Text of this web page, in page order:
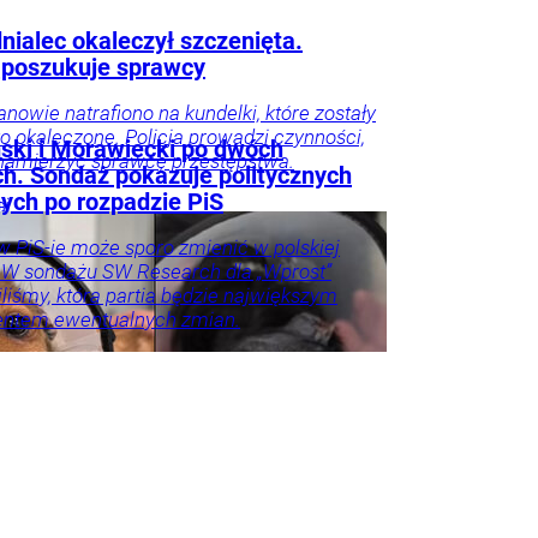
okaleczył szczenięta.
sprawcy
natrafiono na kundelki, które zostały
okaleczone. Policja prowadzi czynności,
sprawcę przestępstwa.
i Morawiecki po dwóch
Sondaż pokazuje politycznych
po rozpadzie PiS
PiS-ie może sporo zmienić w polskiej
sondażu SW Research dla „Wprost”
która partia będzie największym
ewentualnych zmian.